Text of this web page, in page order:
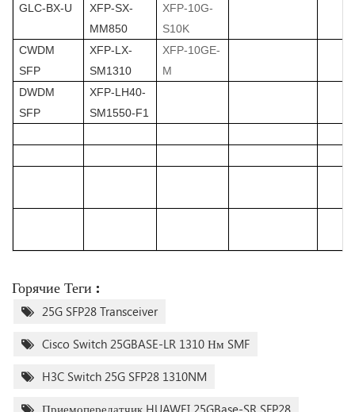
GLC-BX-U
XFP-SX-
MM850
XFP-10G-
S10K
CWDM
SFP
XFP-LX-
SM1310
XFP-10GE-
M
DWDM
SFP
XFP-LH40-
SM1550-F1
Горячие Теги :
25G SFP28 Transceiver
Cisco Switch 25GBASE-LR 1310 Нм SMF
H3C Switch 25G SFP28 1310NM
Приемопередатчик HUAWEI 25GBase-SR SFP28